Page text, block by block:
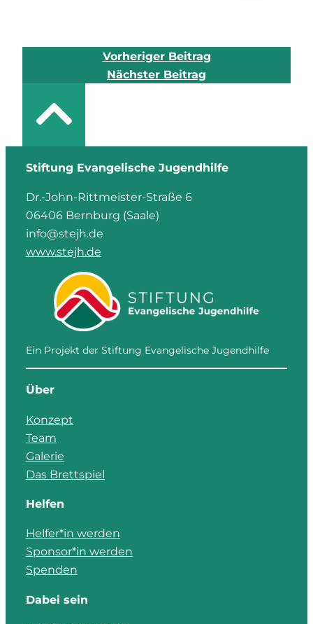
Vorheriger Beitrag
Nächster Beitrag
Stiftung Evangelische Jugendhilfe
Dr.-John-Rittmeister-Straße 6
06406 Bernburg (Saale)
info@stejh.de
www.stejh.de
Ein Projekt der Stiftung Evangelische Jugendhilfe
Über
Konzept
Team
Galerie
Das Brettspiel
Helfen
Helfer*in werden
Sponsor*in werden
Spenden
Dabei sein